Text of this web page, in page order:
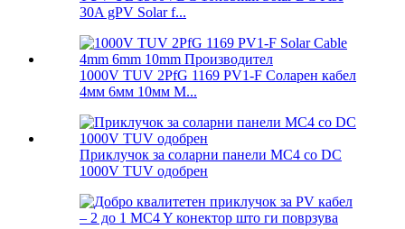
30A gPV Solar f...
1000V TUV 2PfG 1169 PV1-F Соларен кабел
4мм 6мм 10мм М...
Приклучок за соларни панели MC4 со DC
1000V TUV одобрен